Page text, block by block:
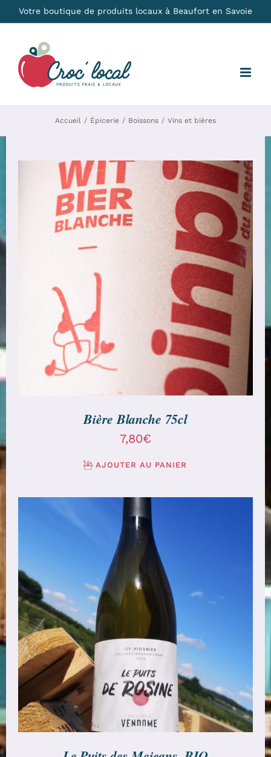
Passer
au
Votre boutique de produits locaux à Beaufort en Savoie
Accueil Épicerie Boissons Vins et bières
AJOUTER AU PANIER
Bière Blanche 75cl
7,80€
AJOUTER AU PANIER
AJOUTER AU PANIER DÉTAILS